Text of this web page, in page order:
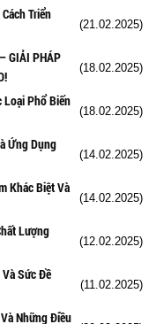
Triển
(21.02.2025)
GIẢI PHÁP
(18.02.2025)
Loại Phổ Biến
(18.02.2025)
Ứng Dụng
(14.02.2025)
Khác Biệt Và
(14.02.2025)
Lượng
(12.02.2025)
Sức Đề
(11.02.2025)
Những Điều